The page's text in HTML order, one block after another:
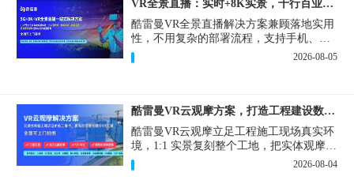
VR全景直播：实时+8K实景，千行百业的数字化利器
酷雷曼VR全景直播解决方案兼顾落地实用
性，不用复杂的部署流程，支持手机、网
页多端访问，解决各行各业 “看得见、信
得过、降成本、提转化” 的实际难题。
2026-08-05
酷雷曼VR云观摩方案，打造工程建设数字化观摩新范式
酷雷曼VR云观摩立足工程施工现场真实环
境，1:1 实景复刻整个工地，把实体观摩会
完整搬到云端线上，兼顾线下实体观摩与
线上云观摩双重需求，为施工单位、建设
2026-08-04